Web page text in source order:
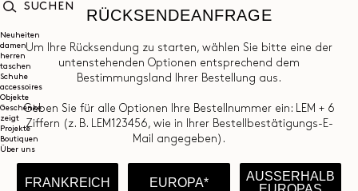
Neuheiten
damen
herren
taschen
Schuhe
accessoires
Objekte
Geschenke
zeigt
Projekte
Boutiquen
Über uns
RÜCKSENDEANFRAGE
Um Ihre Rücksendung zu starten, wählen Sie bitte eine der
untenstehenden Optionen entsprechend dem
Bestimmungsland Ihrer Bestellung aus.
Geben Sie für alle Optionen Ihre Bestellnummer ein: LEM + 6
Ziffern (z. B. LEM123456, wie in Ihrer Bestellbestätigungs-E-
Mail angegeben).
FRANKREICH EUROPA*
AUSSERHALB